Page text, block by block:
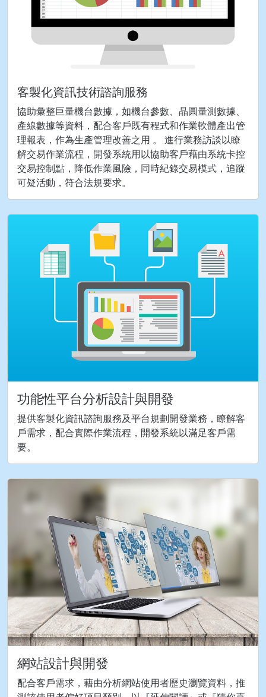
客製化資訊技術諮詢服務
協助彙整巨量機台數據，如機台參數、晶圓量測數據、
產線數據等資料，配合客戶既有程式和作業軟體產出管
理報表，作為生產管理改善之用 。 進行業務訪談以瞭
解交易作業流程，開發系統用以協助客戶藉由系統卡控
交易控制點，降低作業風險，同時紀錄交易模式，追蹤
可疑活動，符合法規要求。
功能性平台分析設計與開發
提供客製化資訊諮詢服務及平台規劃開發業務，瞭解客
戶需求，配合實際作業流程，開發系統以滿足客戶需
要。
網站設計與開發
配合客戶需求，藉由分析網站使用者歷史瀏覽資料，推